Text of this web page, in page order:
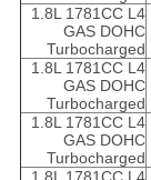
1.8L 1781CC L4
GAS DOHC
Turbocharged
1.8L 1781CC L4
GAS DOHC
Turbocharged
1.8L 1781CC L4
GAS DOHC
Turbocharged